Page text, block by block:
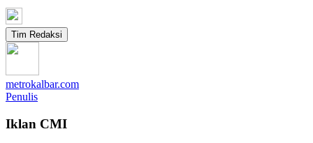
Tim Redaksi
metrokalbar.com
Penulis
Iklan CMI